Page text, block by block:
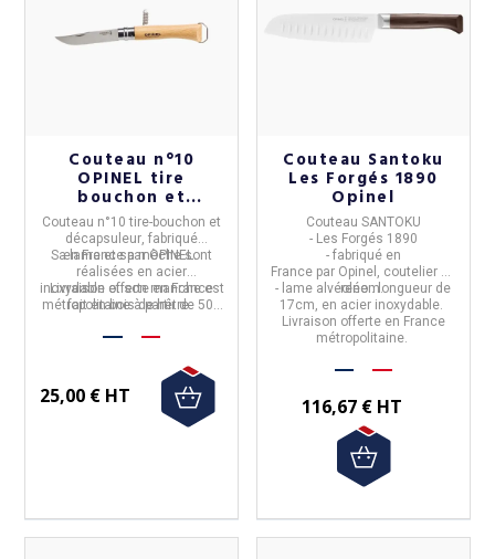
Couteau n°10
OPINEL tire
bouchon et
décapsuleur
Couteau n°10 tire-bouchon et
décapsuleur, fabriqué
enFranceparOPINEL.
Salame et sa mèchesont
réalisées en acier
inoxydableet sonmancheest
faiten bois de hêtre.
Livraison offerte en France
métropolitaine à partir de 50€
25,00 € HT
Couteau Santoku
Les Forgés 1890
Opinel
Couteau SANTOKU
- Les Forgés 1890
- fabriqué en
Francepar Opinel, coutelier de
renom.
- lame alvéolée : longueur de
17cm, en acier inoxydable.
Livraison offerte en France
métropolitaine.
116,67 € HT